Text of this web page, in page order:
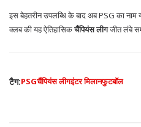
इस बेहतरीन उपलब्धि के बाद अब PSG का नाम
क्लब की यह ऐतिहासिकचैंपियंस लीगजीत लंबे
टैग:PSGचैंपियंस लीगइंटर मिलानफुटबॉल